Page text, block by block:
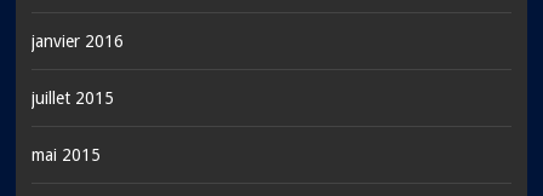
janvier 2016
juillet 2015
mai 2015